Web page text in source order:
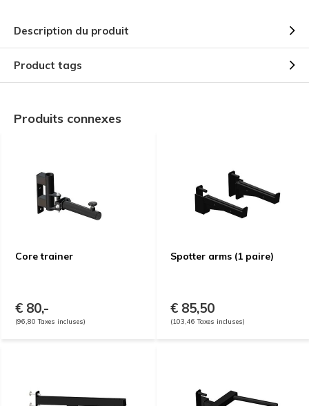
Description du produit
Product tags
Produits connexes
Core trainer
€ 80,-
(96,80 Taxes incluses)
Spotter arms (1 paire)
€ 85,50
(103,46 Taxes incluses)